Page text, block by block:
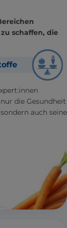
schaffen, die
die Gesundheit
auch seine